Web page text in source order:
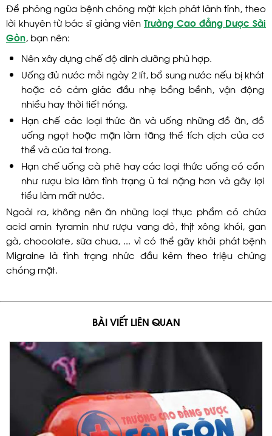
Để phòng ngừa bệnh chóng mặt kịch phát lành tính, theo
lời khuyên từ bác sĩ giảng viênTrường Cao đẳng Dược Sài
Gòn, bạn nên:
Nên xây dựng chế độ dinh dưỡng phù hợp.
Uống đủ nước mỗi ngày 2 lít, bổ sung nước nếu bị khát
hoặc có cảm giác đầu nhẹ bồng bềnh, vận động
nhiều hay thời tiết nóng.
Hạn chế các loại thức ăn và uống những đồ ăn, đồ
uống ngọt hoặc mặn làm tăng thể tích dịch của cơ
thể và của tai trong.
Hạn chế uống cà phê hay các loại thức uống có cồn
như rượu bia làm tình trạng ù tai nặng hơn và gây lợi
tiểu làm mất nước.
Ngoài ra, không nên ăn những loại thực phẩm có chứa
acid amin tyramin như rượu vang đỏ, thịt xông khói, gan
gà, chocolate, sữa chua, ... vì có thể gây khởi phát bệnh
Migraine là tình trạng nhức đầu kèm theo triệu chứng
chóng mặt.
BÀI VIẾT LIÊN QUAN